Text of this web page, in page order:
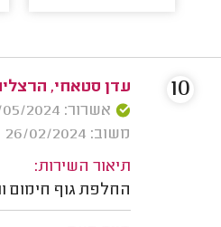
עדן סטאחי,
אשרור: 28/05/2024
משוב: 26/02/2024
תיאור השירות:
החלפת גוף חימום
10